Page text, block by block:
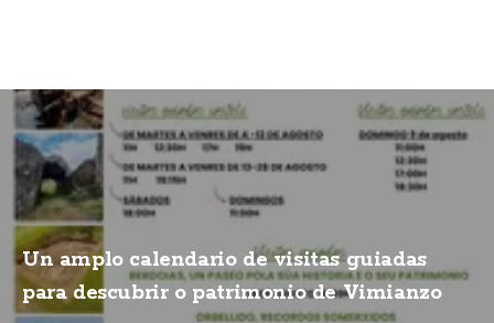
Un amplo calendario de visitas guiadas
para descubrir o patrimonio de Vimianzo